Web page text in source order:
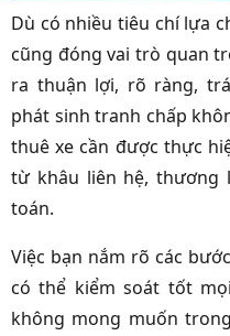
Dù có nhiều tiêu chí lựa
cũng đóng vai trò quan
ra thuận lợi, rõ ràng,
phát sinh tranh chấp
thuê xe cần được thực
từ khâu liên hệ, thương
toán.
Việc bạn nắm rõ các
có thể kiểm soát tốt
không mong muốn